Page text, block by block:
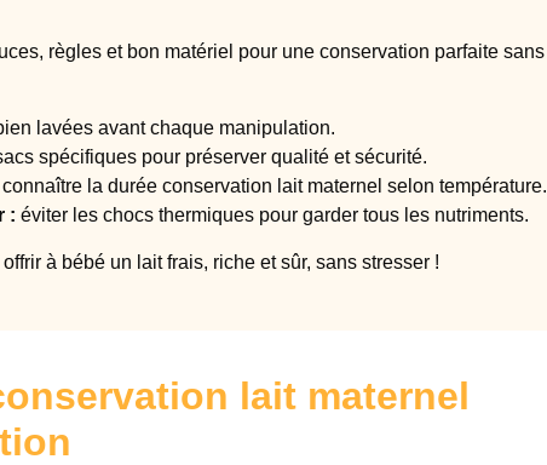
règles et bon matériel pour une conservation parfaite sans
lavées avant chaque manipulation.
spécifiques pour préserver qualité et sécurité.
connaître la durée conservation lait maternel selon température.
: éviter les chocs thermiques pour garder tous les nutriments.
à bébé un lait frais, riche et sûr, sans stresser !
lait maternel